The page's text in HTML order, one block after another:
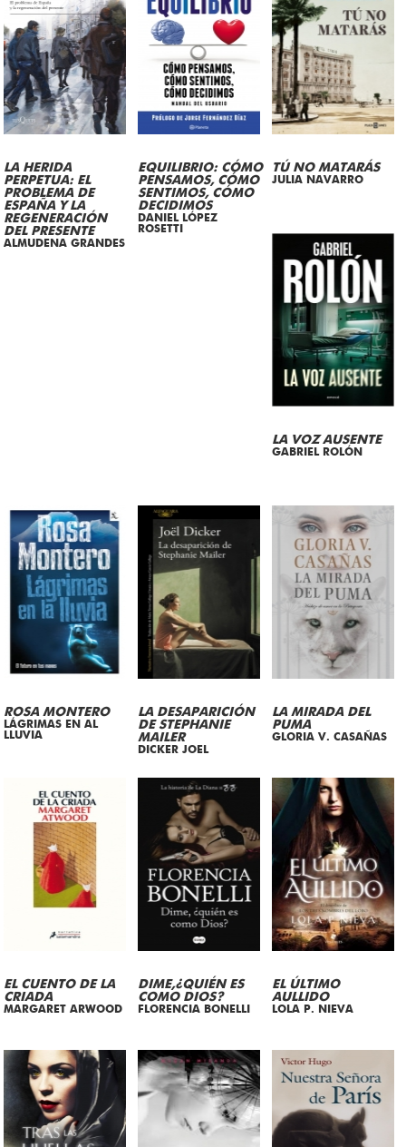
LA HERIDA
PERPETUA: EL
PROBLEMA DE
ESPAÑA Y LA
REGENERACIÓN
DEL PRESENTE
ALMUDENA GRANDES
EQUILIBRIO: CÓMO
PENSAMOS, CÓMO
SENTIMOS, CÓMO
DECIDIMOS
DANIEL LÓPEZ
ROSETTI
TÚ NO MATARÁS
JULIA NAVARRO
LA VOZ AUSENTE
GABRIEL ROLÓN
ROSA MONTERO
LÁGRIMAS EN AL
LLUVIA
LA DESAPARICIÓN
DE STEPHANIE
MAILER
DICKER JOEL
LA MIRADA DEL
PUMA
GLORIA V. CASAÑAS
EL CUENTO DE LA
CRIADA
MARGARET ARWOOD
DIME,¿QUIÉN ES
COMO DIOS?
FLORENCIA BONELLI
EL ÚLTIMO
AULLIDO
LOLA P. NIEVA